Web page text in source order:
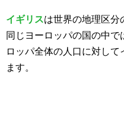
イギリスは世界の地理区分
同じヨーロッパの国の中
ロッパ全体の人口に対して
ます。